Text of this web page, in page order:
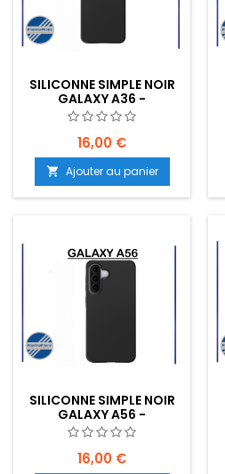
SILICONNE SIMPLE NOIR
GALAXY A36 -
EMPLACEMENT: Z02-
B70-E04
16,00 €
 Ajouter au panier
SILICONNE SIMPLE NOIR
GALAXY A56 -
EMPLACEMENT: Z02-
B70-E04
16,00 €